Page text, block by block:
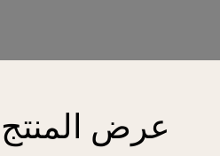
عرض المنتج